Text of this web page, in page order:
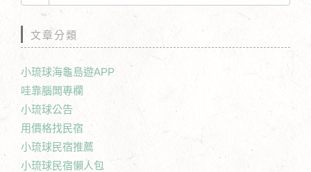
文章分類
小琉球海龜島遊APP
哇靠腦闆專欄
小琉球公告
用價格找民宿
小琉球民宿推薦
小琉球民宿懶人包